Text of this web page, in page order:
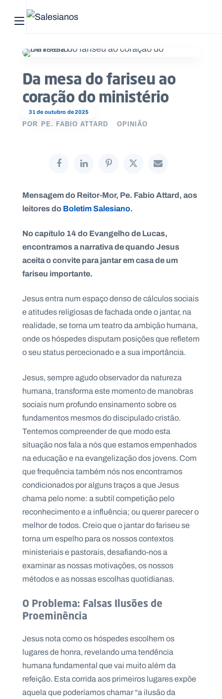
Abrir menu principal
31 de outubro de 2025
Da mesa do fariseu ao
coração do ministério
POR PE. FABIO ATTARD OPINIÃO
Mensagem do Reitor-Mor, Pe. Fabio Attard, aos
leitores doBoletim Salesiano.
No capítulo 14 do Evangelho de Lucas,
encontramos a narrativa de quando Jesus
aceita o convite para jantar em casa de um
fariseu importante.
Jesus entra num espaço denso de cálculos sociais
e atitudes religiosas de fachada onde o jantar, na
realidade, se torna um teatro da ambição humana,
onde os hóspedes disputam posições que refletem
o seu status percecionado e a sua importância.
Jesus, sempre agudo observador da natureza
humana, transforma este momento de manobras
sociais num profundo ensinamento sobre os
fundamentos mesmos do discipulado cristão.
Tentemos compreender de que modo esta
situação nos fala a nós que estamos empenhados
na educação e na evangelização dos jovens. Com
que frequência também nós nos encontramos
condicionados por alguns traços a que Jesus
chama pelo nome: a subtil competição pelo
reconhecimento e a influência; ou querer parecer o
melhor de todos. Creio que o jantar do fariseu se
torna um espelho para os nossos contextos
ministeriais e pastorais, desafiando-nos a
examinar as nossas motivações, os nossos
métodos e as nossas escolhas quotidianas.
O Problema: Falsas Ilusões de
Proeminência
Jesus nota como os hóspedes escolhem os
lugares de honra, revelando uma tendência
humana fundamental que vai muito além da
refeição. Esta corrida aos primeiros lugares expõe
aquela que poderíamos chamar “a ilusão da
Pesquisar no site
Início
Quem
somos
que
fazemos
Recursos
Notícias
P
A
N
A
C
I
O
N
L
l
e
s
i
a
n
o
s
.
p
t
A
g
e
n
a
C
o
n
t
c
t
o
s
N
s
l
e
e